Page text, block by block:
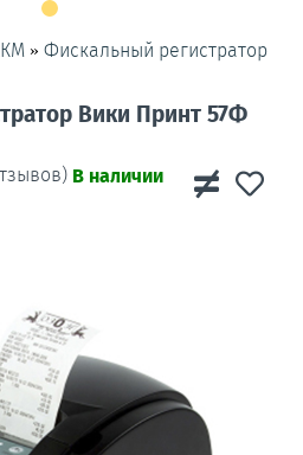
» Фискальный регистратор
Вики Принт 57Ф
В наличии